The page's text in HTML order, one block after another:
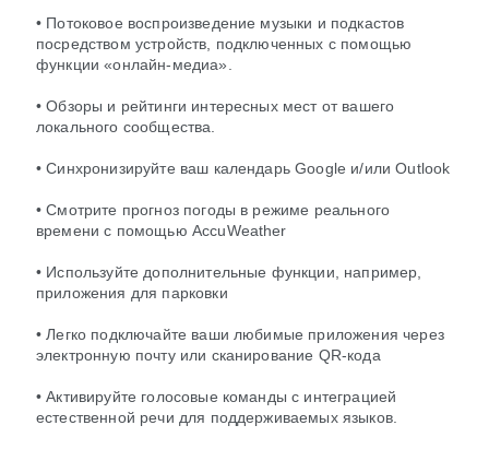
• Потоковое воспроизведение музыки и подкастов
посредством устройств, подключенных с помощью
функции «онлайн-медиа».
• Обзоры и рейтинги интересных мест от вашего
локального сообщества.
• Синхронизируйте ваш календарь Google и/или Outlook
• Смотрите прогноз погоды в режиме реального
времени с помощью AccuWeather
• Используйте дополнительные функции, например,
приложения для парковки
• Легко подключайте ваши любимые приложения через
электронную почту или сканирование QR-кода
• Активируйте голосовые команды с интеграцией
естественной речи для поддерживаемых языков.